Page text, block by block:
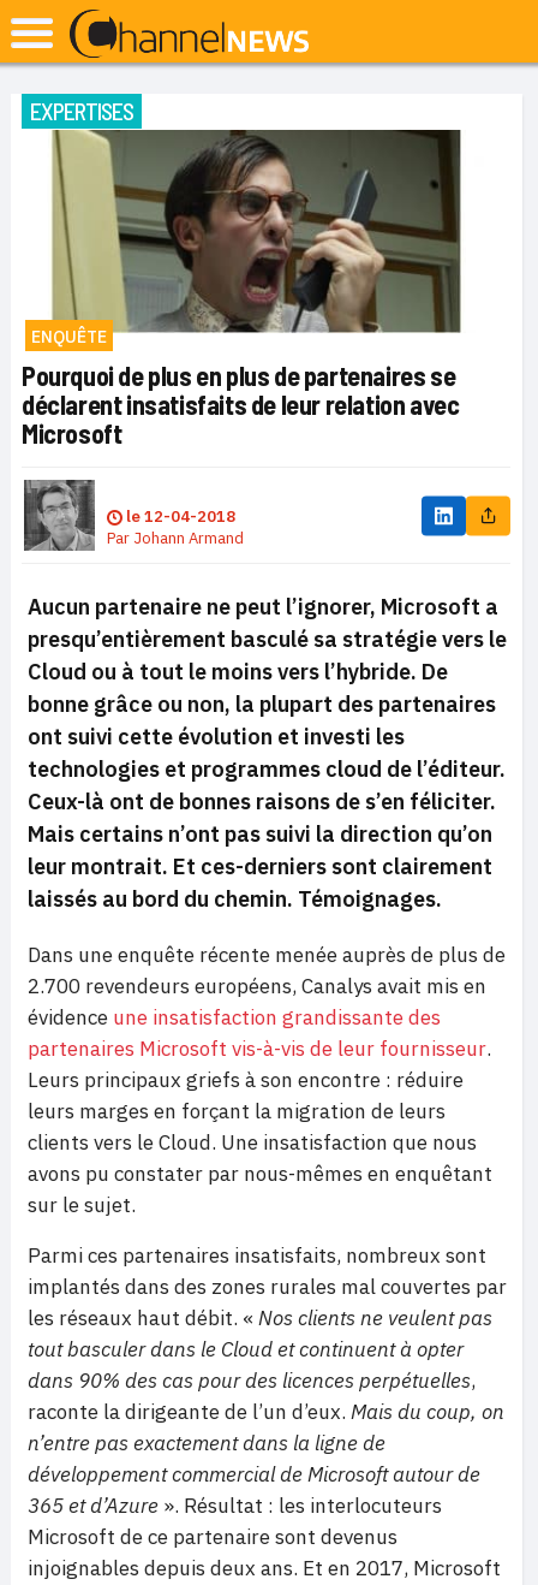
EXPERTISES
ENQUÊTE
Pourquoi de plus en plus de partenaires se
déclarent insatisfaits de leur relation avec
Microsoft
le12-04-2018
Par Johann Armand
Aucun partenaire ne peut l’ignorer, Microsoft a
presqu’entièrement basculé sa stratégie vers le
Cloud ou à tout le moins vers l’hybride. De
bonne grâce ou non, la plupart des partenaires
ont suivi cette évolution et investi les
technologies et programmes cloud de l’éditeur.
Ceux-là ont de bonnes raisons de s’en féliciter.
Mais certains n’ont pas suivi la direction qu’on
leur montrait. Et ces-derniers sont clairement
laissés au bord du chemin. Témoignages.
Dans une enquête récente menée auprès de plus de
2.700 revendeurs européens, Canalys avait mis en
évidence une insatisfaction grandissante des
partenaires Microsoft vis-à-vis de leur fournisseur.
Leurs principaux griefs à son encontre : réduire
leurs marges en forçant la migration de leurs
clients vers le Cloud. Une insatisfaction que nous
avons pu constater par nous-mêmes en enquêtant
sur le sujet.
Parmi ces partenaires insatisfaits, nombreux sont
implantés dans des zones rurales mal couvertes par
les réseaux haut débit. « Nos clients ne veulent pas
tout basculer dans le Cloud et continuent à opter
dans 90% des cas pour des licences perpétuelles,
raconte la dirigeante de l’un d’eux. Mais du coup, on
n’entre pas exactement dans la ligne de
développement commercial de Microsoft autour de
365 et d’Azure ». Résultat : les interlocuteurs
Microsoft de ce partenaire sont devenus
injoignables depuis deux ans. Et en 2017, Microsoft